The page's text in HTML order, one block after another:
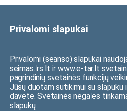
Privalomi slapukai
Privalomi (seanso) slapukai
seimas.lrs.lt ir www.e-tar.lt
pagrindinių svetainės funkcijų
Jūsų duotam sutikimui su slapuku
davėte. Svetainės negalės
slapukų.
Statistika